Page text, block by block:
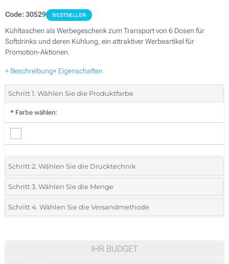
Code:30529 BESTSELLER
Kühltaschen als Werbegeschenk zum Transport von 6 Dosen für
Softdrinks und deren Kühlung, ein attraktiver Werbeartikel für
Promotion-Aktionen.
+ Beschreibung+ Eigenschaften
Schritt 1. Wählen Sie die Produktfarbe
* Farbe wählen:
Schritt 2. Wählen Sie die Drucktechnik
*Wählen Sie die Druck- und Farbtechniken für Ihr Logo:
1 Farbig (Auf einer Seite)
3 Farbig (Auf einer Seite)
Schritt 3. Wählen Sie die Menge
*Bitte wählen Sie Ihre gewünschte Menge
Schritt 4. Wählen Sie die Versandmethode
IHR BUDGET